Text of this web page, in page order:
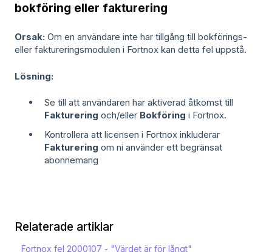
bokföring eller fakturering
Orsak: Om en användare inte har tillgång till bokförings-
eller faktureringsmodulen i Fortnox kan detta fel uppstå.
Lösning:
Se till att användaren har aktiverad åtkomst till
Fakturering och/eller Bokföring i Fortnox.
Kontrollera att licensen i Fortnox inkluderar
Fakturering om ni använder ett begränsat
abonnemang
Relaterade artiklar
Fortnox fel 2000107 - "Värdet är för långt"